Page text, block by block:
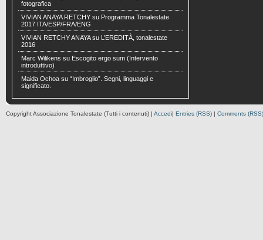
fotografica
VIVIAN ANAYA RETCHY su Programma Tonalestate
2017 ITA/ESP/FRA/ENG
VIVIAN RETCHY ANAYAsu L’EREDITÀ, tonalestate
2016
Marc Wilikens su Escogito ergo sum (Intervento
introduttivo)
Maida Ochoa su “Imbroglio”. Segni, linguaggi e
significato.
Copyright Associazione Tonalestate (Tutti i contenuti) | Accedi| Entries (RSS) | Comments (RSS)